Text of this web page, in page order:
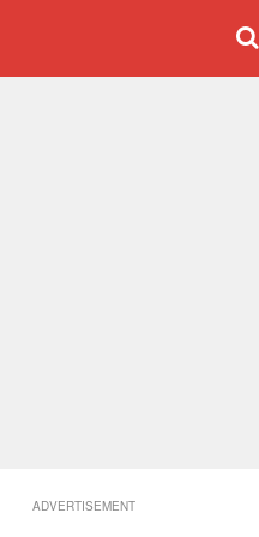
ADVERTISEMENT